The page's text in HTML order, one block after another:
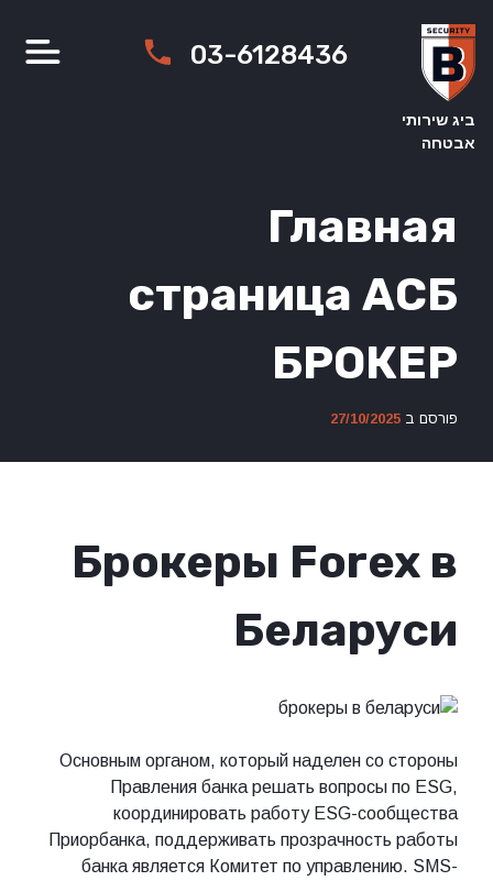
content
ביג שירותי
אבטחה
03-6128436
Главная
страница АСБ
БРОКЕР
פורסם ב 27/10/2025
Брокеры Forex в
Беларуси
Основным органом, который наделен со стороны
Правления банка решать вопросы по ESG,
координировать работу ESG-сообщества
Приорбанка, поддерживать прозрачность работы
банка является Комитет по управлению. SMS-